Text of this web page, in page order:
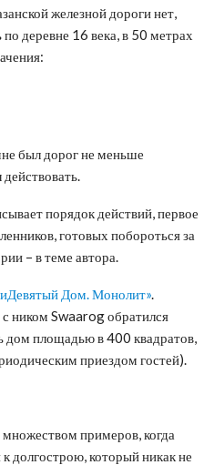
железной дороги нет,
деревне 16 века, в 50 метрах
был дорог не меньше
порядок действий, первое
готовых побороться за
– в теме автора.
Дом. Монолит».
ником Swaarog обратился
дом площадью в 400 квадратов,
приездом гостей).
примеров, когда
долгострою, который никак не